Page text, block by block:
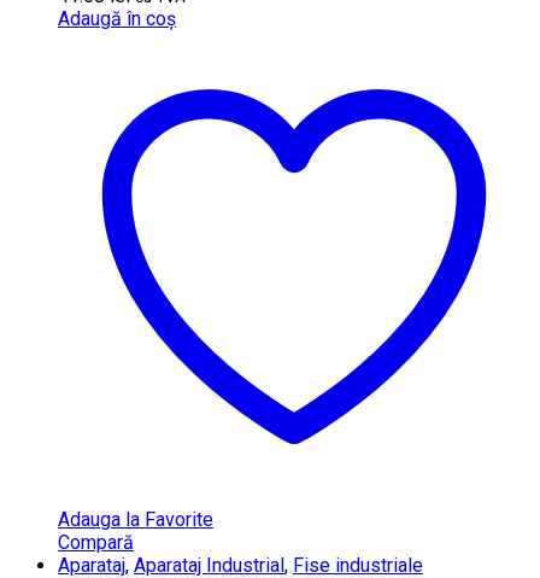
Adaugă în coș
Adauga la Favorite
Compară
Aparataj, Aparataj Industrial, Fise industriale